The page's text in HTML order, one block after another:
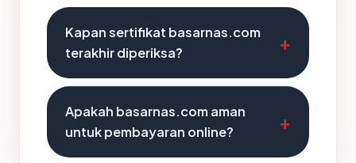
Kapan sertifikat basarnas.com
terakhir diperiksa?
Apakah basarnas.com aman
untuk pembayaran online?